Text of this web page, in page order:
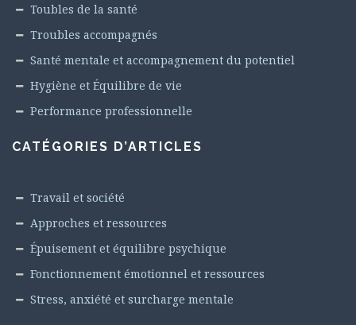
Toubles de la santé
Troubles accompagnés
Santé mentale et accompagnement du potentiel
Hygiène et Équilibre de vie
Performance professionnelle
CATÉGORIES D’ARTICLES
Travail et société
Approches et ressources
Épuisement et équilibre psychique
Fonctionnement émotionnel et ressources
Stress, anxiété et surcharge mentale